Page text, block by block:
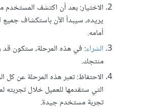
الاختيار: بعد أن اكتشف المستخدم
يريده، سيبدأ الآن باستكشاف جميع
أمامه.
الشراء: في هذه المرحلة، ستكون
منتجك.
الاحتفاظ: تعبر هذه المرحلة عن كل
التي ستقدمها للعميل خلال تجربته
تجربة مستخدم جيدة.